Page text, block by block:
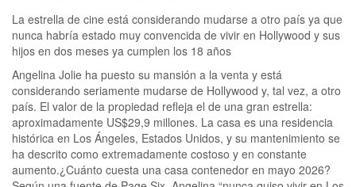
La estrella de cine está considerando mudarse a otro país ya que
nunca habría estado muy convencida de vivir en Hollywood y sus
hijos en dos meses ya cumplen los 18 años
Angelina Jolie ha puesto su mansión a la venta y está
considerando seriamente mudarse de Hollywood y, tal vez, a otro
país. El valor de la propiedad refleja el de una gran estrella:
aproximadamente US$29,9 millones. La casa es una residencia
histórica en Los Ángeles, Estados Unidos, y su mantenimiento se
ha descrito como extremadamente costoso y en constante
aumento.¿Cuánto cuesta una casa contenedor en mayo 2026?